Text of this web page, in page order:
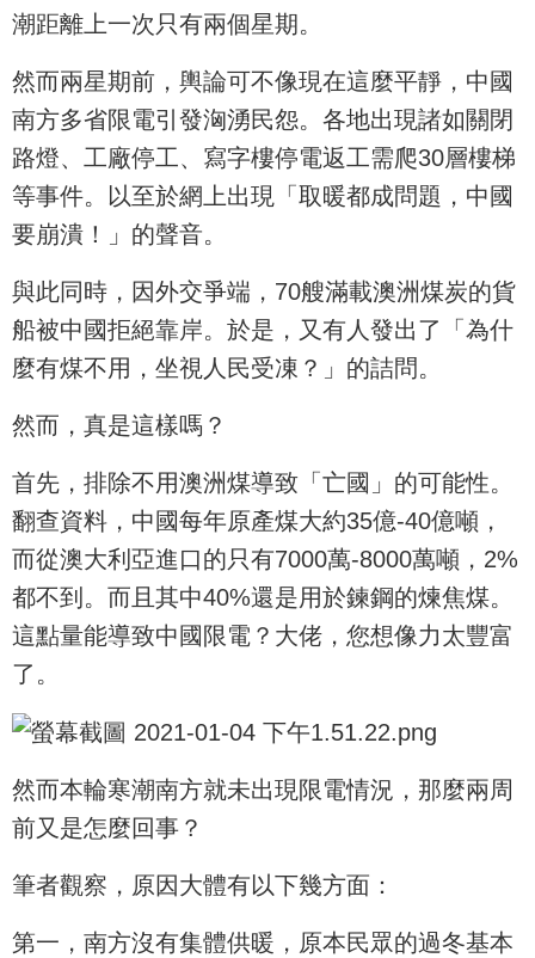
潮距離上一次只有兩個星期。
然而兩星期前，輿論可不像現在這麼平靜，中國
南方多省限電引發洶湧民怨。各地出現諸如關閉
路燈、工廠停工、寫字樓停電返工需爬30層樓梯
等事件。以至於網上出現「取暖都成問題，中國
要崩潰！」的聲音。
與此同時，因外交爭端，70艘滿載澳洲煤炭的貨
船被中國拒絕靠岸。於是，又有人發出了「為什
麼有煤不用，坐視人民受凍？」的詰問。
然而，真是這樣嗎？
首先，排除不用澳洲煤導致「亡國」的可能性。
翻查資料，中國每年原產煤大約35億-40億噸，
而從澳大利亞進口的只有7000萬-8000萬噸，2%
都不到。而且其中40%還是用於鍊鋼的煉焦煤。
這點量能導致中國限電？大佬，您想像力太豐富
了。
然而本輪寒潮南方就未出現限電情況，那麼兩周
前又是怎麼回事？
筆者觀察，原因大體有以下幾方面：
第一，南方沒有集體供暖，原本民眾的過冬基本